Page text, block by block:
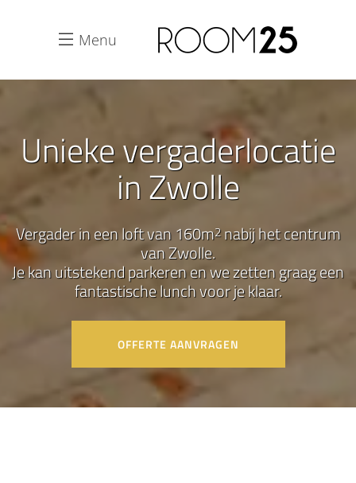
Menu
Unieke vergaderlocatie
in Zwolle
Vergader in een loft van 160m2nabij het centrum
van Zwolle.
Je kan uitstekend parkeren en we zetten graag een
fantastische lunch voor je klaar.
OFFERTE AANVRAGEN